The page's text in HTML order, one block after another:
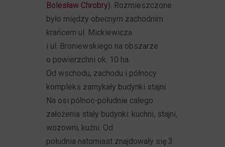
Bolesław Chrobry). Rozmieszczone
było między obecnym zachodnim
krańcem ul. Mickiewicza
i ul. Broniewskiego na obszarze
o powierzchni ok. 10 ha.
Od wschodu, zachodu i północy
kompleks zamykały budynki stajni.
Na osi północ-południe całego
założenia stały budynki: kuchni, stajni,
wozowni, kuźni. Od
południa natomiast znajdowały się 3